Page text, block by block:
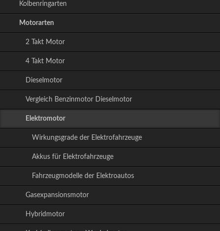
Kolbenringarten
Motorarten
2 Takt Motor
4 Takt Motor
Dieselmotor
Vergleich Benzinmotor Dieselmotor
Elektromotor
Wirkungsgrade der Elektrofahrzeuge
Akkus für Elektrofahrzeuge
Fahrzeugmodelle der Elektroautos
Gasexpansionsmotor
Hybridmotor